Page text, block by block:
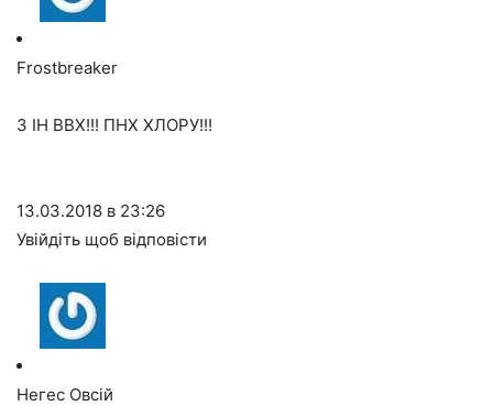
Frostbreaker
З ІН ВВХ!!! ПНХ ХЛОРУ!!!
13.03.2018 в 23:26
Увійдіть щоб відповісти
Негес Овсій